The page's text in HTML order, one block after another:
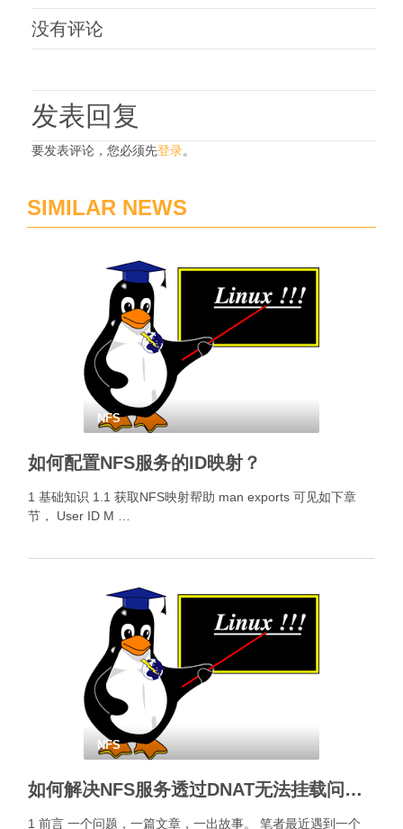
没有评论
发表回复
要发表评论，您必须先登录。
SIMILAR NEWS
NFS
如何配置NFS服务的ID映射？
1 基础知识 1.1 获取NFS映射帮助 man exports 可见如下章
节， User ID M …
NFS
如何解决NFS服务透过DNAT无法挂载问题？
1 前言 一个问题，一篇文章，一出故事。 笔者最近遇到一个